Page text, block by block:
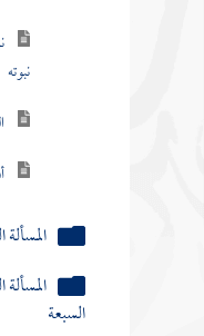
نبوته
السبعة